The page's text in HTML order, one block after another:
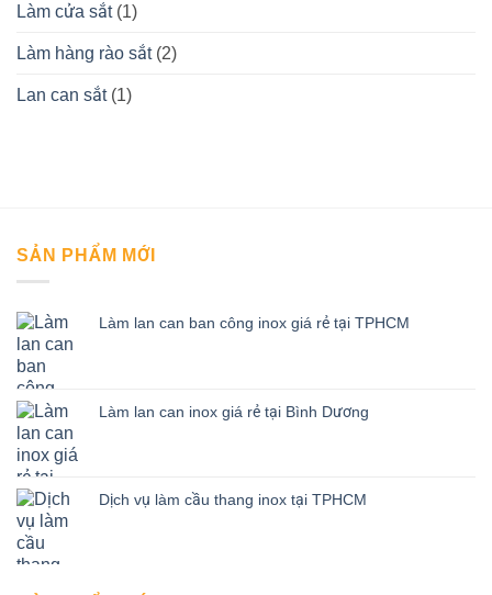
Làm cửa sắt(1)
Làm hàng rào sắt(2)
Lan can sắt(1)
SẢN PHẨM MỚI
Làm lan can ban công inox giá rẻ tại TPHCM
Làm lan can inox giá rẻ tại Bình Dương
Dịch vụ làm cầu thang inox tại TPHCM